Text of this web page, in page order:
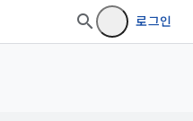
로그인